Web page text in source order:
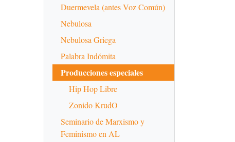
Duermevela (antes Voz Común)
Nebulosa
Nebulosa Griega
Palabra Indómita
Producciones especiales
Hip Hop Libre
Zonido KrudO
Seminario de Marxismo y
Feminismo en AL